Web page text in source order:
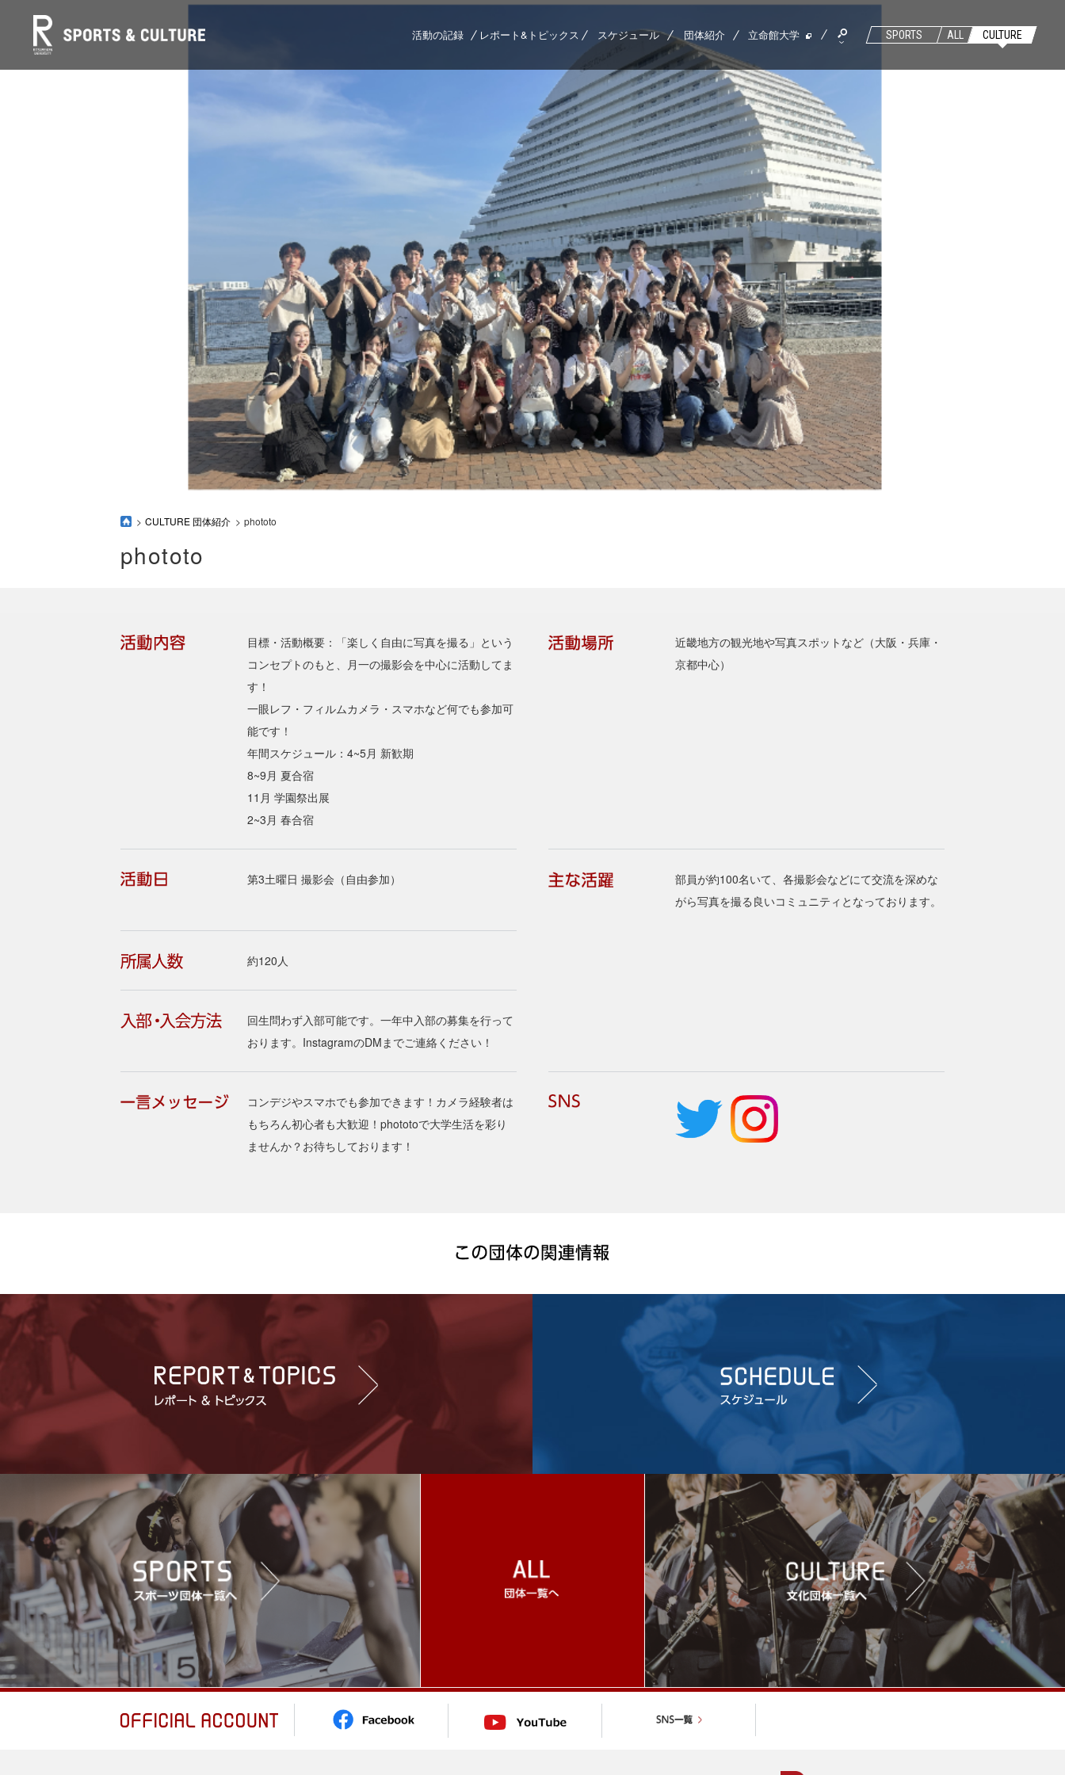
活動の記録 レポート&トピックス スケジュール 団体紹介 立命館大学 SPORTS ALL CULTURE
CULTURE 団体紹介 phototo
phototo
目標・活動概要：「楽しく自由に写真を撮る」という
コンセプトのもと、月一の撮影会を中心に活動してま
す！
一眼レフ・フィルムカメラ・スマホなど何でも参加可
能です！
年間スケジュール：4~5月 新歓期
8~9月 夏合宿
11月 学園祭出展
2~3月 春合宿
近畿地方の観光地や写真スポットなど（大阪・兵庫・
京都中心）
第3土曜日 撮影会（自由参加）
部員が約100名いて、各撮影会などにて交流を深めな
がら写真を撮る良いコミュニティとなっております。
約120人
回生問わず入部可能です。一年中入部の募集を行って
おります。InstagramのDMまでご連絡ください！
コンデジやスマホでも参加できます！カメラ経験者は
もちろん初心者も大歓迎！phototoで大学生活を彩り
ませんか？お待ちしております！